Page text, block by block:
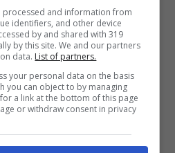
una chiave
le squadre. Lo sa
oltre a ricoprire un
nevralgica del
spesso le azioni
e qualità. I
sono un bottino
processed and information from
identifiers, and other device
by and shared with 319
by this site. We and our partners
data. List of partners.
your personal data on the basis
you can object to by managing
a link at the bottom of this page
or withdraw consent in privacy